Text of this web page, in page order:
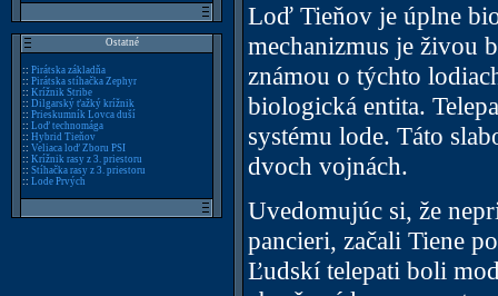
Ostatné
:: Pirátska základňa
:: Pirátska stíhačka Zephyr
:: Krížnik Stribe
:: Dilgarský ťažký krížnik
:: Prieskumník Lovca duší
:: Loď technomága
:: Hybrid Tieňov
:: Veliaca loď Zboru PSI
:: Krížnik rasy z 3. priestoru
:: Stíhačka rasy z 3. priestoru
:: Lode Prvých
Loď Tieňov je úplne
mechanizmus je živou
známou o týchto
biologická entita.
systému lode. Táto
dvoch vojnách.
Uvedomujúc si, že
pancieri, začali Tiene
Ľudskí telepati boli